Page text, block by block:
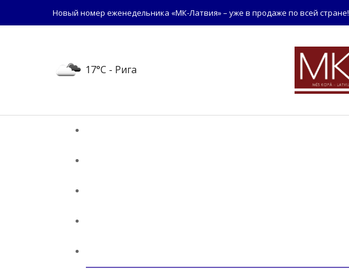
Новый номер еженедельника «МК-Латвия» – уже в продаже по всей стране!
17°C - Рига